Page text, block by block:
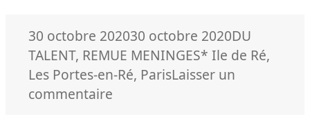
Publié
le
30 octobre 202030 octobre 2020Catégories
DU
TALENT, REMUE MENINGESMots-
clés
* Ile de Ré,
Les Portes-en-Ré, ParisLaisser un
commentaire